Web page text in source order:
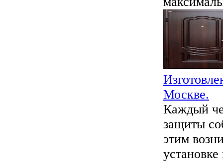
Москве.
Каждый
защиты
этим